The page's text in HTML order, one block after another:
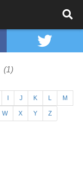
(1)
J K L M
W X Y Z